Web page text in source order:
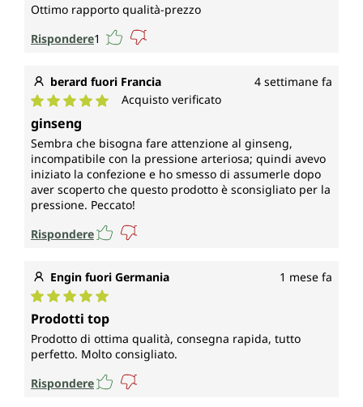
Ottimo rapporto qualità-prezzo
Rispondere1
berard fuori Francia 4 settimane fa
Valutazione media di 5 su 5 stelle
Acquisto verificato
ginseng
Sembra che bisogna fare attenzione al ginseng,
incompatibile con la pressione arteriosa; quindi avevo
iniziato la confezione e ho smesso di assumerle dopo
aver scoperto che questo prodotto è sconsigliato per la
pressione. Peccato!
Rispondere
Engin fuori Germania 1 mese fa
Valutazione media di 5 su 5 stelle
Prodotti top
Prodotto di ottima qualità, consegna rapida, tutto
perfetto. Molto consigliato.
Rispondere